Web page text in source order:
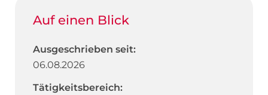
Auf einen Blick
Ausgeschrieben seit:
06.08.2026
Tätigkeitsbereich: